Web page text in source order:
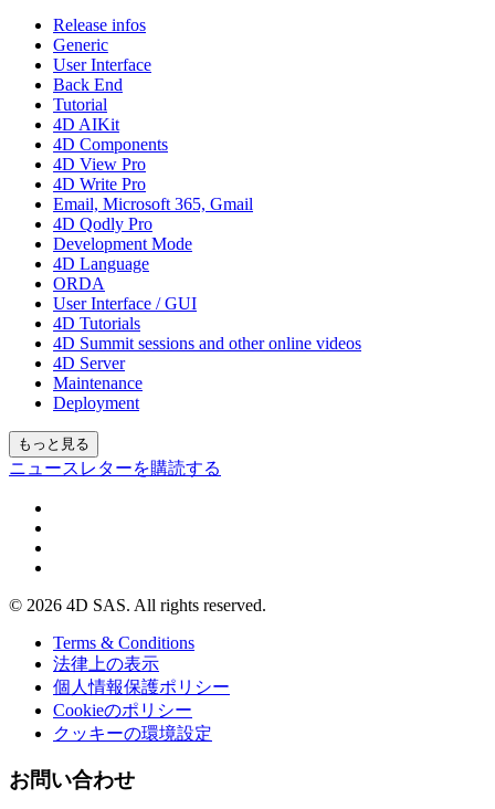
Release infos
Generic
User Interface
Back End
Tutorial
4D AIKit
4D Components
4D View Pro
4D Write Pro
Email, Microsoft 365, Gmail
4D Qodly Pro
Development Mode
4D Language
ORDA
User Interface / GUI
4D Tutorials
4D Summit sessions and other online videos
4D Server
Maintenance
Deployment
もっと見る
ニュースレターを購読する
© 2026 4D SAS. All rights reserved.
Terms & Conditions
法律上の表示
個人情報保護ポリシー
Cookieのポリシー
クッキーの環境設定
お問い合わせ